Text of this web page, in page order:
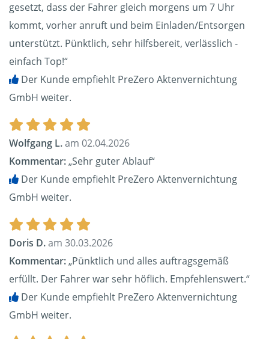
gesetzt, dass der Fahrer gleich morgens um 7 Uhr
kommt, vorher anruft und beim Einladen/Entsorgen
unterstützt. Pünktlich, sehr hilfsbereit, verlässlich -
einfach Top!“
Der Kunde empfiehlt PreZero Aktenvernichtung
GmbH weiter.
Wolfgang L.am 02.04.2026
Kommentar:„Sehr guter Ablauf“
Der Kunde empfiehlt PreZero Aktenvernichtung
GmbH weiter.
Doris D.am 30.03.2026
Kommentar:„Pünktlich und alles auftragsgemäß
erfüllt. Der Fahrer war sehr höflich. Empfehlenswert.“
Der Kunde empfiehlt PreZero Aktenvernichtung
GmbH weiter.